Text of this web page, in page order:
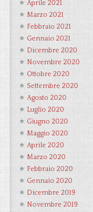
Aprile 2021
Marzo 2021
Febbraio 2021
Gennaio 2021
Dicembre 2020
Novembre 2020
Ottobre 2020
Settembre 2020
Agosto 2020
Luglio 2020
Giugno 2020
Maggio 2020
Aprile 2020
Marzo 2020
Febbraio 2020
Gennaio 2020
Dicembre 2019
Novembre 2019